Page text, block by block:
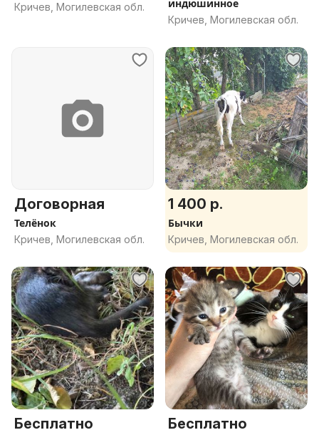
Кричев, Могилевская обл. индюшинное
Кричев, Могилевская обл.
Договорная
Телёнок
Кричев, Могилевская обл.
1 400 р.
Бычки
Кричев, Могилевская обл.
Бесплатно Бесплатно